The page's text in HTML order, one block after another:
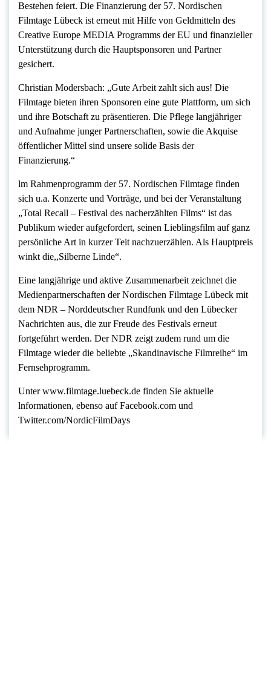
Bestehen feiert. Die Finanzierung der 57. Nordischen
Filmtage Lübeck ist erneut mit Hilfe von Geldmitteln des
Creative Europe MEDIA Programms der EU und finanzieller
Unterstützung durch die Hauptsponsoren und Partner
gesichert.
Christian Modersbach: „Gute Arbeit zahlt sich aus! Die
Filmtage bieten ihren Sponsoren eine gute Plattform, um sich
und ihre Botschaft zu präsentieren. Die Pflege langjähriger
und Aufnahme junger Partnerschaften, sowie die Akquise
öffentlicher Mittel sind unsere solide Basis der
Finanzierung.“
lm Rahmenprogramm der 57. Nordischen Filmtage finden
sich u.a. Konzerte und Vorträge, und bei der Veranstaltung
„Total Recall – Festival des nacherzählten Films“ ist das
Publikum wieder aufgefordert, seinen Lieblingsfilm auf ganz
persönliche Art in kurzer Teit nachzuerzählen. Als Hauptpreis
winkt die,,Silberne Linde“.
Eine langjährige und aktive Zusammenarbeit zeichnet die
Medienpartnerschaften der Nordischen Filmtage Lübeck mit
dem NDR – Norddeutscher Rundfunk und den Lübecker
Nachrichten aus, die zur Freude des Festivals erneut
fortgeführt werden. Der NDR zeigt zudem rund um die
Filmtage wieder die beliebte „Skandinavische Filmreihe“ im
Fernsehprogramm.
Unter www.filmtage.luebeck.de finden Sie aktuelle
lnformationen, ebenso auf Facebook.com und
Twitter.com/NordicFilmDays